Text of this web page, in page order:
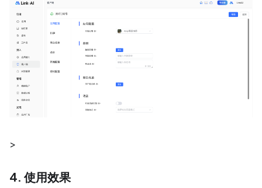
>
4. 使用效果